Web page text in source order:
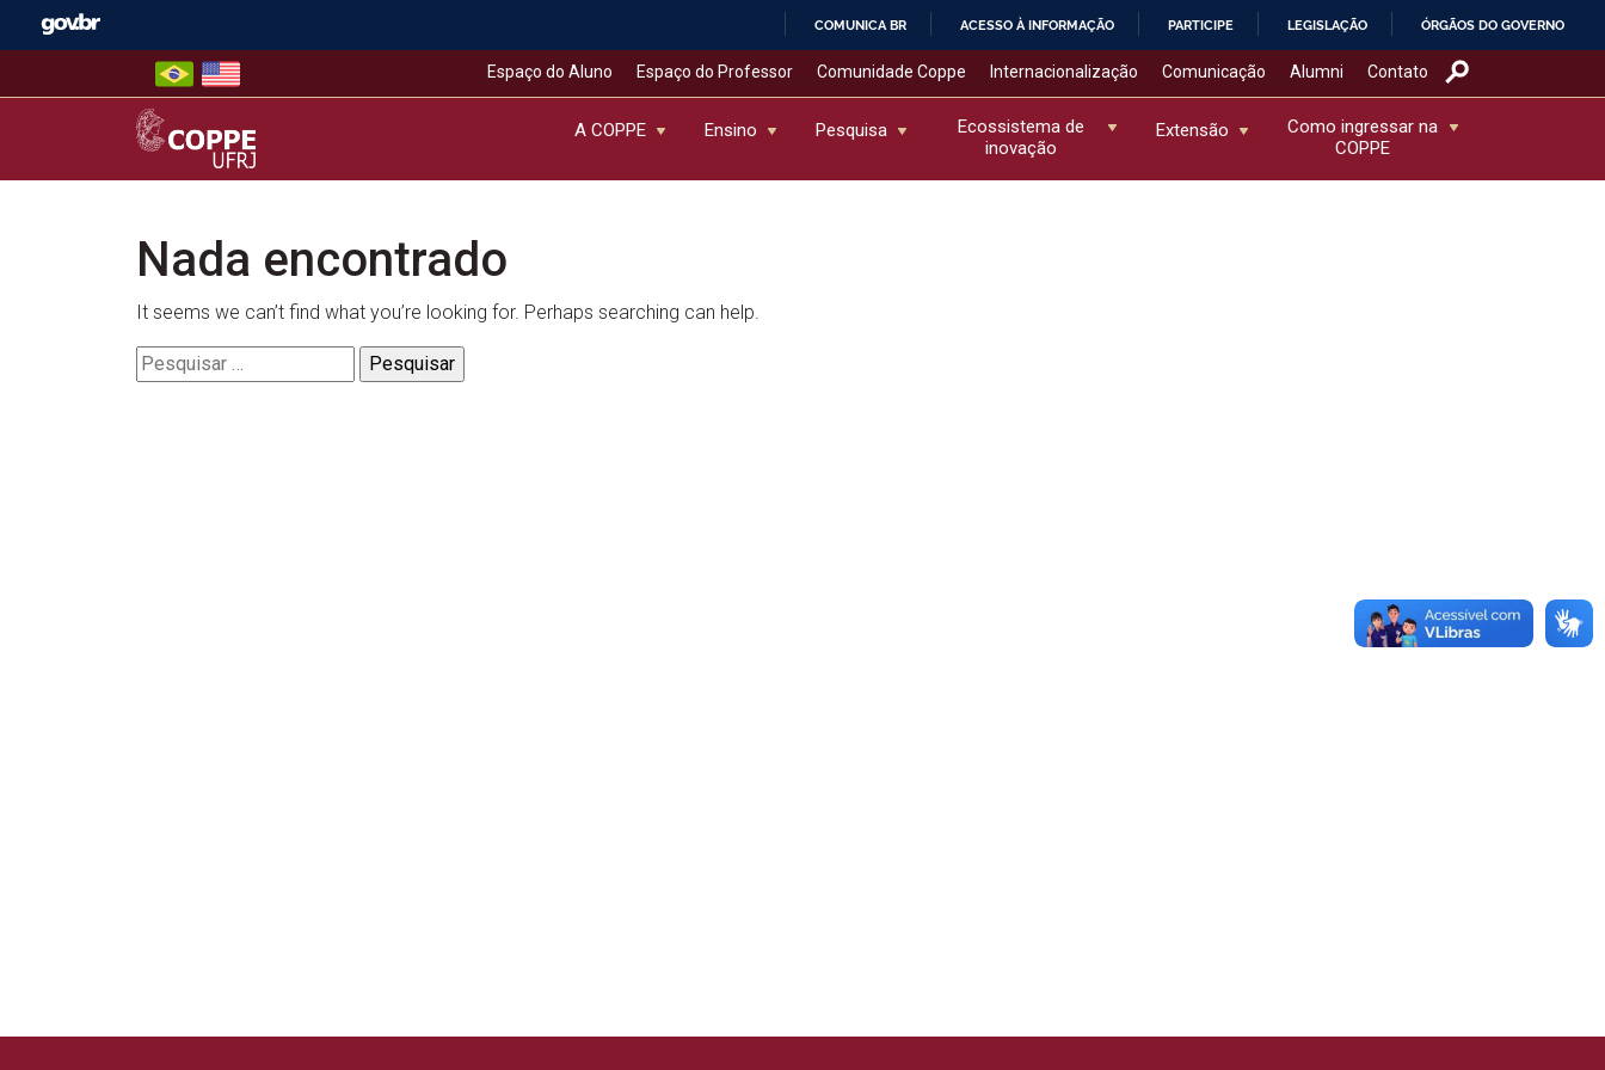
COMUNICA BR ACESSO À INFORMAÇÃO PARTICIPE LEGISLAÇÃO ÓRGÃOS DO GOVERNO
Espaço do Aluno Espaço do Professor Comunidade Coppe Internacionalização Comunicação Alumni Contato
COPPE – UFRJ
A COPPE Ensino Pesquisa
Ecossistema de
inovação
Extensão
Como ingressar na
COPPE
Nada encontrado
It seems we can’t find what you’re looking for. Perhaps searching can help.
Pesquisar
por: